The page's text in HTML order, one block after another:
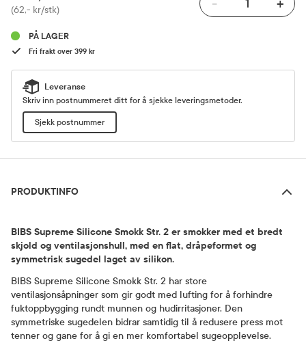
Pris
(62,- kr/stk) - +
PÅ LAGER
Fri frakt over 399 kr
Leveranse
Skriv inn postnummeret ditt for å sjekke leveringsmetoder.
Sjekk postnummer
PRODUKTINFO
BIBS Supreme Silicone Smokk Str. 2 er smokker med et bredt
skjold og ventilasjonshull, med en flat, dråpeformet og
symmetrisk sugedel laget av silikon.
BIBS Supreme Silicone Smokk Str. 2 har store
ventilasjonsåpninger som gir godt med lufting for å forhindre
fuktoppbygging rundt munnen og hudirritasjoner. Den
symmetriske sugedelen bidrar samtidig til å redusere press mot
tenner og gane for å gi en mer komfortabel sugeopplevelse.